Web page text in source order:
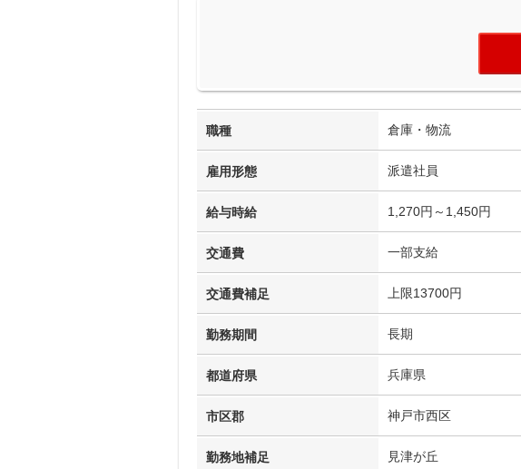
職種 倉庫・物流
雇用形態 派遣社員
給与時給 1,270円～1,450円
交通費 一部支給
交通費補足 上限13700円
勤務期間 長期
都道府県 兵庫県
市区郡 神戸市西区
勤務地補足 見津が丘